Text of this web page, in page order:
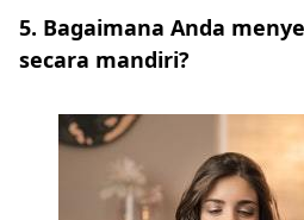
5. Bagaimana Anda
secara mandiri?